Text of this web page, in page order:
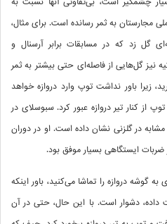
مجارستان به ثمر رسانده است. برای مثال،
گل زد که در مسابقات برابر آرسنال و
نیز گل‌هایی از فاصله‌ای حتی بیشتر به ثمر
زیرا باور نداشت توپ وارد دروازه خواهد
از کنار تیر دروازه عبور کرد. سبوسلای در
در گلزنی نشان داده است. او در دوران
ضربات ایستگاهی بسیار موفق بود.
گوشه دروازه را تماشا می‌کنید، باور اینکه
داده، دشوار است. با این حال، حتی در آن